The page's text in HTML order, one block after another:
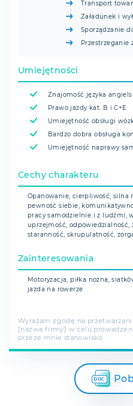
Transport
Załadunek i
Sporządzanie
Przestrzeganie
Umiejętności
Znajomość języka
Prawo jazdy kat. B i C+E
Umiejętność obsługi
Bardzo dobra obsługa
Umiejętność naprawy
Cechy charakteru
Opanowanie, cierpliwość, silna
pewność siebie,
pracy samodzielnie i z ludźmi,
uprzejmość, odpowiedzialność,
staranność, skrupulatność,
Zainteresowania
Motoryzacja, piłka nożna,
jazda na rowerze
Wyrażam zgodę na
[nazwa firmy] w celu
przeze mnie stanowisko.